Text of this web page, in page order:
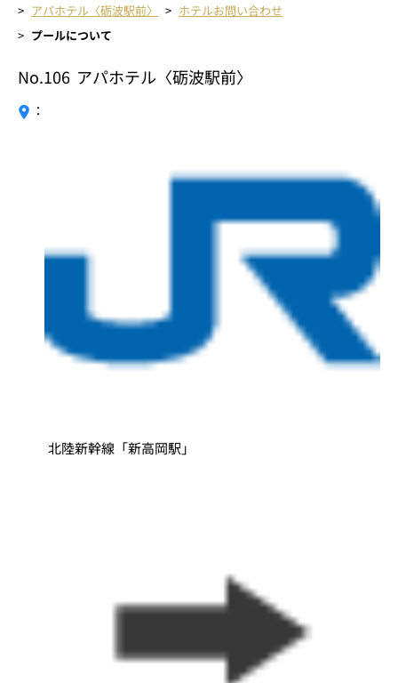
アパホテル〈砺波駅前〉
ホテルお問い合わせ
プールについて
No.106 アパホテル〈砺波駅前〉
：
北陸新幹線「新高岡駅」